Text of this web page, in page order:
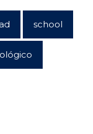
school